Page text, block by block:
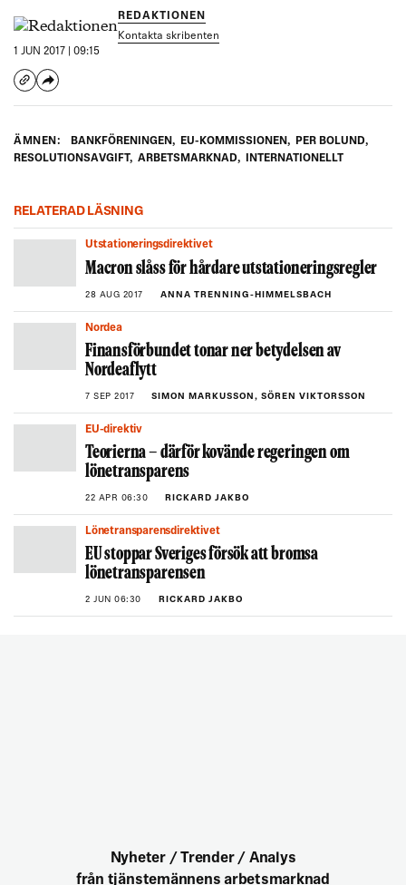
REDAKTIONEN
Kontakta skribenten
1 JUN 2017 | 09:15
ÄMNEN: BANKFÖRENINGEN, EU-KOMMISSIONEN, PER BOLUND,
RESOLUTIONSAVGIFT, ARBETSMARKNAD, INTERNATIONELLT
RELATERAD LÄSNING
Utstationeringsdirektivet
Macron slåss för hårdare utstationeringsregler
28 AUG 2017 ANNA TRENNING-HIMMELSBACH
Nordea
Finansförbundet tonar ner betydelsen av
Nordeaflytt
7 SEP 2017 SIMON MARKUSSON, SÖREN VIKTORSSON
EU-direktiv
Teorierna – därför kovände regeringen om
lönetransparens
22 APR 06:30 RICKARD JAKBO
Lönetransparensdirektivet
EU stoppar Sveriges försök att bromsa
lönetransparensen
2 JUN 06:30 RICKARD JAKBO
Nyheter / Trender / Analys
från tjänstemännens arbetsmarknad